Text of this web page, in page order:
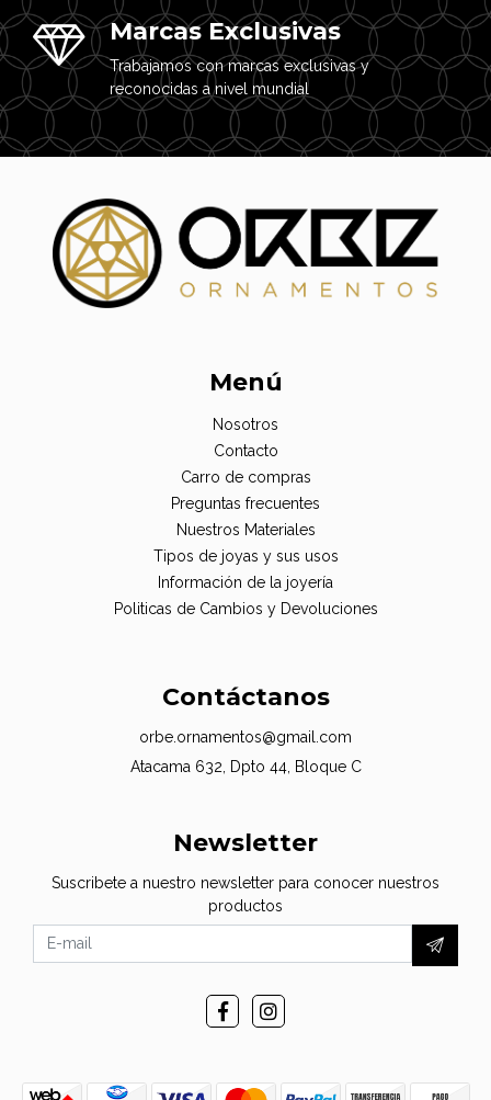
Marcas Exclusivas
Trabajamos con marcas exclusivas y
reconocidas a nivel mundial
Menú
Nosotros
Contacto
Carro de compras
Preguntas frecuentes
Nuestros Materiales
Tipos de joyas y sus usos
Información de la joyería
Politicas de Cambios y Devoluciones
Contáctanos
orbe.ornamentos@gmail.com
Atacama 632, Dpto 44, Bloque C
Newsletter
Suscribete a nuestro newsletter para conocer nuestros
productos